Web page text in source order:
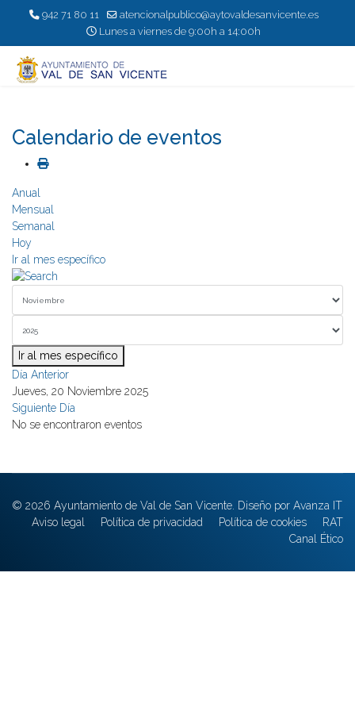
942 71 80 11
atencionalpublico@aytovaldesanvicente.es
Lunes a viernes de 9:00h a 14:00h
Calendario de eventos
Anual
Mensual
Semanal
Hoy
Ir al mes específico
Ir al mes específico
Día Anterior
Jueves, 20 Noviembre 2025
Siguiente Día
No se encontraron eventos
© 2026 Ayuntamiento de Val de San Vicente. Diseño por Avanza IT
Aviso legal
Política de privacidad Política de cookies
RAT
Canal Ético